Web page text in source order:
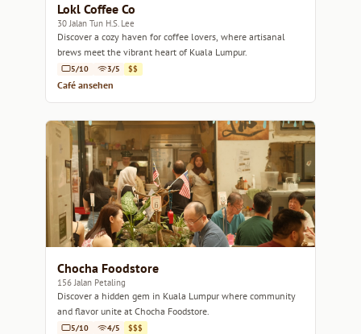
Lokl Coffee Co
30 Jalan Tun H.S. Lee
Discover a cozy haven for coffee lovers, where artisanal
brews meet the vibrant heart of Kuala Lumpur.
5/10 3/5 $$
Café ansehen
Chocha Foodstore
156 Jalan Petaling
Discover a hidden gem in Kuala Lumpur where community
and flavor unite at Chocha Foodstore.
5/10 4/5 $$$